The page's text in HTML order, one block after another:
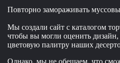
Повторно замораживать
Мы создали сайт с каталогом
чтобы вы могли оценить
цветовую палитру наших
Однако, мы не обещаем, что